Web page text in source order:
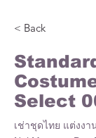
< Back
Select
เช่าชุดไทย แต่งงา